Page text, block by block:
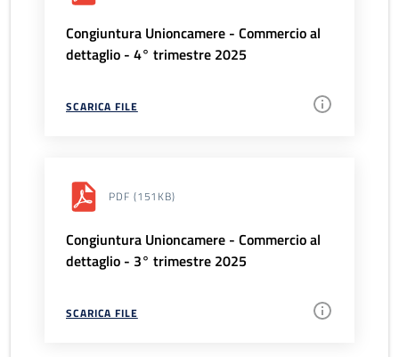
Congiuntura Unioncamere - Commercio al
dettaglio - 4° trimestre 2025
SCARICA FILE
PDF (151KB)
Congiuntura Unioncamere - Commercio al
dettaglio - 3° trimestre 2025
SCARICA FILE